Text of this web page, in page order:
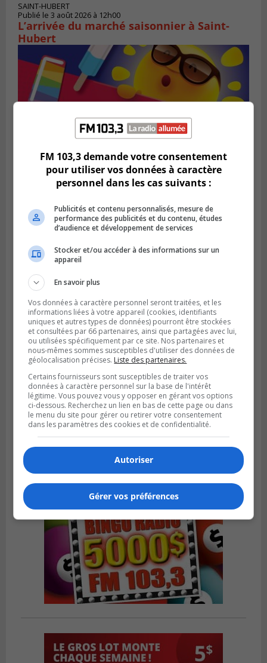
SAINT-HUBERT
Publié le 3 août 2026 à 12h00
L’arrivée du marché saisonnier à Saint-
Hubert
Publié le 2 août 2026 à 08h06
La Fête des parcs est de retour à Saint-
Bruno
SAINT-CATHERINE
Publié le 30 juillet 2026 à 07h58
Sainte-Catherine prolonge son aide
financière au Complexe Le Partage
FM 103,3 demande votre consentement
pour utiliser vos données à caractère
personnel dans les cas suivants :
Publicités et contenu personnalisés, mesure de
performance des publicités et du contenu, études
d’audience et développement de services
Stocker et/ou accéder à des informations sur un
appareil
En savoir plus
Vos données à caractère personnel seront traitées, et les
informations liées à votre appareil (cookies, identifiants
uniques et autres types de données) pourront être stockées
et consultées par 66 partenaires, ainsi que partagées avec lui,
ou utilisées spécifiquement par ce site. Nos partenaires et
nous-mêmes sommes susceptibles d'utiliser des données de
géolocalisation précises. Liste des partenaires.
Certains fournisseurs sont susceptibles de traiter vos
données à caractère personnel sur la base de l'intérêt
légitime. Vous pouvez vous y opposer en gérant vos options
ci-dessous. Recherchez un lien en bas de cette page ou dans
le menu du site pour gérer ou retirer votre consentement
dans les paramètres des cookies et de confidentialité.
Autoriser
Gérer vos préférences